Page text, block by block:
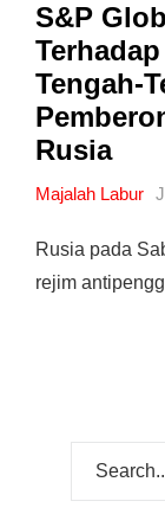
S&P
Tengah-
Rusia
Majalah Labur
Rusia pada
rejim